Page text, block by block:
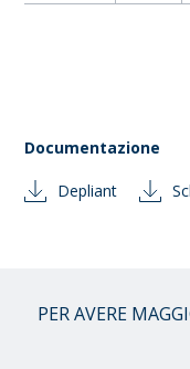
Documentazione
Depliant
PER AVERE